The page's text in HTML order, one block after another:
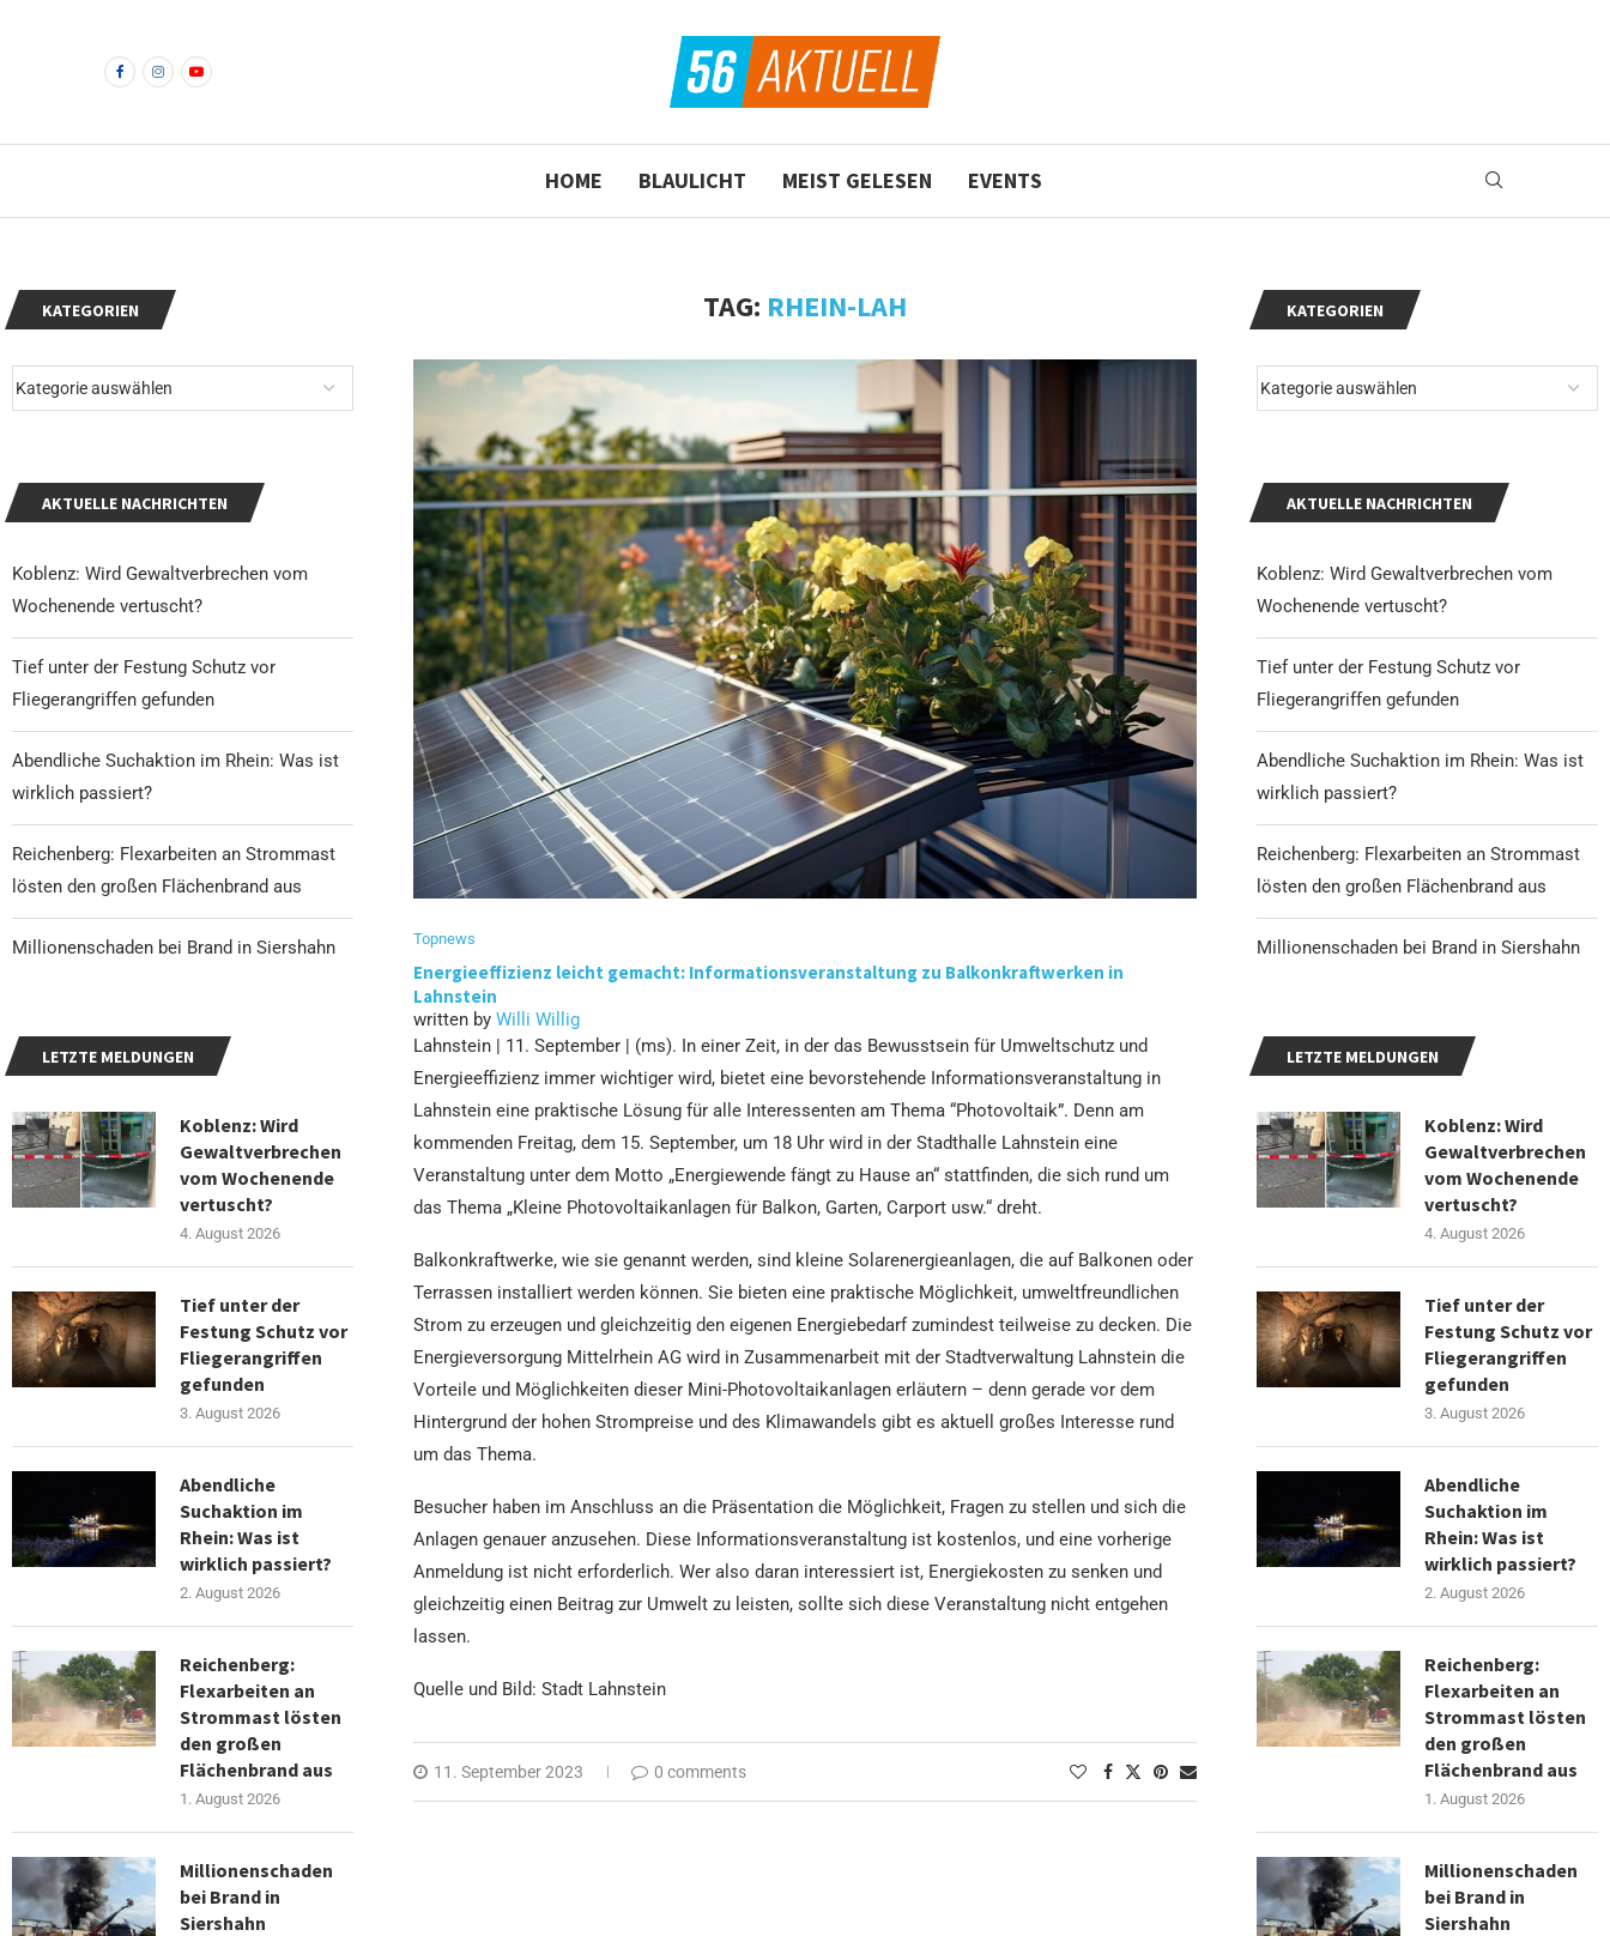
HOME BLAULICHT MEIST GELESEN EVENTS
TAG: RHEIN-LAH
Topnews
Energieeffizienz leicht gemacht: Informationsveranstaltung zu Balkonkraftwerken in
Lahnstein
written by Willi Willig
Lahnstein | 11. September | (ms). In einer Zeit, in der das Bewusstsein für Umweltschutz und
Energieeffizienz immer wichtiger wird, bietet eine bevorstehende Informationsveranstaltung in
Lahnstein eine praktische Lösung für alle Interessenten am Thema “Photovoltaik”. Denn am
kommenden Freitag, dem 15. September, um 18 Uhr wird in der Stadthalle Lahnstein eine
Veranstaltung unter dem Motto „Energiewende fängt zu Hause an“ stattfinden, die sich rund um
das Thema „Kleine Photovoltaikanlagen für Balkon, Garten, Carport usw.“ dreht.
Balkonkraftwerke, wie sie genannt werden, sind kleine Solarenergieanlagen, die auf Balkonen oder
Terrassen installiert werden können. Sie bieten eine praktische Möglichkeit, umweltfreundlichen
Strom zu erzeugen und gleichzeitig den eigenen Energiebedarf zumindest teilweise zu decken. Die
Energieversorgung Mittelrhein AG wird in Zusammenarbeit mit der Stadtverwaltung Lahnstein die
Vorteile und Möglichkeiten dieser Mini-Photovoltaikanlagen erläutern – denn gerade vor dem
Hintergrund der hohen Strompreise und des Klimawandels gibt es aktuell großes Interesse rund
um das Thema.
Besucher haben im Anschluss an die Präsentation die Möglichkeit, Fragen zu stellen und sich die
Anlagen genauer anzusehen. Diese Informationsveranstaltung ist kostenlos, und eine vorherige
Anmeldung ist nicht erforderlich. Wer also daran interessiert ist, Energiekosten zu senken und
gleichzeitig einen Beitrag zur Umwelt zu leisten, sollte sich diese Veranstaltung nicht entgehen
lassen.
Quelle und Bild: Stadt Lahnstein
11. September 2023 0 comments
KATEGORIEN
AKTUELLE NACHRICHTEN
Koblenz: Wird Gewaltverbrechen vom
Wochenende vertuscht?
Tief unter der Festung Schutz vor
Fliegerangriffen gefunden
Abendliche Suchaktion im Rhein: Was ist
wirklich passiert?
Reichenberg: Flexarbeiten an Strommast
lösten den großen Flächenbrand aus
Millionenschaden bei Brand in Siershahn
LETZTE MELDUNGEN
Koblenz: Wird
Gewaltverbrechen
vom Wochenende
vertuscht?
4. August 2026
Tief unter der
Festung Schutz vor
Fliegerangriffen
gefunden
3. August 2026
Abendliche
Suchaktion im
Rhein: Was ist
wirklich passiert?
2. August 2026
Reichenberg:
Flexarbeiten an
Strommast lösten
den großen
Flächenbrand aus
1. August 2026
Millionenschaden
bei Brand in
Siershahn
KATEGORIEN
AKTUELLE NACHRICHTEN
Koblenz: Wird Gewaltverbrechen vom
Wochenende vertuscht?
Tief unter der Festung Schutz vor
Fliegerangriffen gefunden
Abendliche Suchaktion im Rhein: Was ist
wirklich passiert?
Reichenberg: Flexarbeiten an Strommast
lösten den großen Flächenbrand aus
Millionenschaden bei Brand in Siershahn
LETZTE MELDUNGEN
Koblenz: Wird
Gewaltverbrechen
vom Wochenende
vertuscht?
4. August 2026
Tief unter der
Festung Schutz vor
Fliegerangriffen
gefunden
3. August 2026
Abendliche
Suchaktion im
Rhein: Was ist
wirklich passiert?
2. August 2026
Reichenberg:
Flexarbeiten an
Strommast lösten
den großen
Flächenbrand aus
1. August 2026
Millionenschaden
bei Brand in
Siershahn